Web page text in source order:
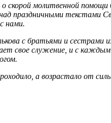
молитвенной помощи
праздничными текстами
нами.
с братьями и
свое служение, и с
а возрастало от силы